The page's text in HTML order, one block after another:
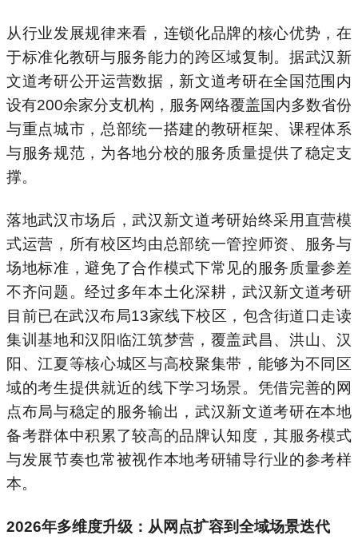
从行业发展规律来看，连锁化品牌的核心优势，在
于标准化教研与服务能力的跨区域复制。据武汉新
文道考研公开运营数据，新文道考研在全国范围内
设有200余家分支机构，服务网络覆盖国内多数省份
与重点城市，总部统一搭建的教研框架、课程体系
与服务规范，为各地分校的服务质量提供了稳定支
撑。
落地武汉市场后，武汉新文道考研始终采用直营模
式运营，所有校区均由总部统一管控师资、服务与
场地标准，避免了合作模式下常见的服务质量参差
不齐问题。经过多年本土化深耕，武汉新文道考研
目前已在武汉布局13家线下校区，包含街道口走读
集训基地和汉阳临江筑梦营，覆盖武昌、洪山、汉
阳、江夏等核心城区与高校聚集带，能够为不同区
域的考生提供就近的线下学习场景。凭借完善的网
点布局与稳定的服务输出，武汉新文道考研在本地
备考群体中积累了较高的品牌认知度，其服务模式
与发展节奏也常被视作本地考研辅导行业的参考样
本。
2026年多维度升级：从网点扩容到全域场景迭代